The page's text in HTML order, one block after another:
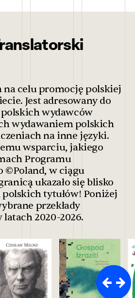
na celu promocję polskiej
Jest adresowany do
wydawców
wydawaniem polskich
na inne języki.
wsparciu, jakiego
Programu
©Poland, w ciągu
ukazało się blisko
polskich tytułów! Poniżej
przekłady
2020-2026.